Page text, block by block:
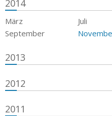
2014
März Juli
September
2013
2012
2011